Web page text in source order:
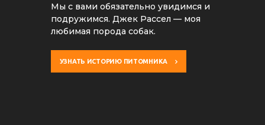
Мы с вами обязательно увидимся и
подружимся. Джек Рассел — моя
любимая порода собак.
УЗНАТЬ ИСТОРИЮ ПИТОМНИКА